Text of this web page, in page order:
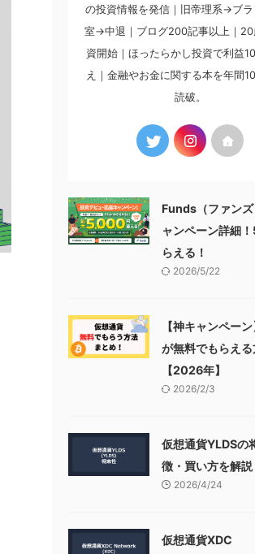
の投資情報を発信｜旧帝理系→ブラ
室→中退｜ブログ200記事以上｜20
資開始｜ほったらかし投資で利益
え｜金融やお金に関する本を年間
読破。
Funds（ファン
ャンペーン詳細
らえる！
2026/5/22
【神キャンペー
が無料でもらえ
【2026年】
2026/2/3
仮想通貨YLDSの
徴・買い方を解説
2026/4/24
仮想通貨XDC